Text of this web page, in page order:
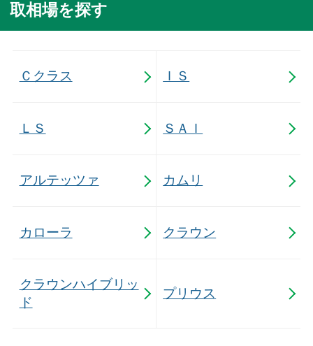
取相場を探す
Ｃクラス ＩＳ
ＬＳ ＳＡＩ
アルテッツァ カムリ
カローラ クラウン
クラウンハイブリッ
ド
プリウス